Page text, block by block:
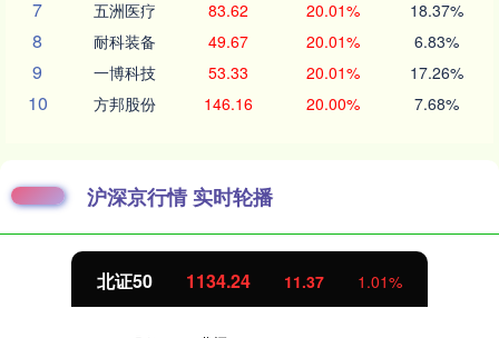
7 五洲医疗 83.62 20.01% 18.37%
8 耐科装备 49.67 20.01% 6.83%
9 一博科技 53.33 20.01% 17.26%
10 方邦股份 146.16 20.00% 7.68%
沪深京行情 实时轮播
北证50 1134.24 11.37 1.01%